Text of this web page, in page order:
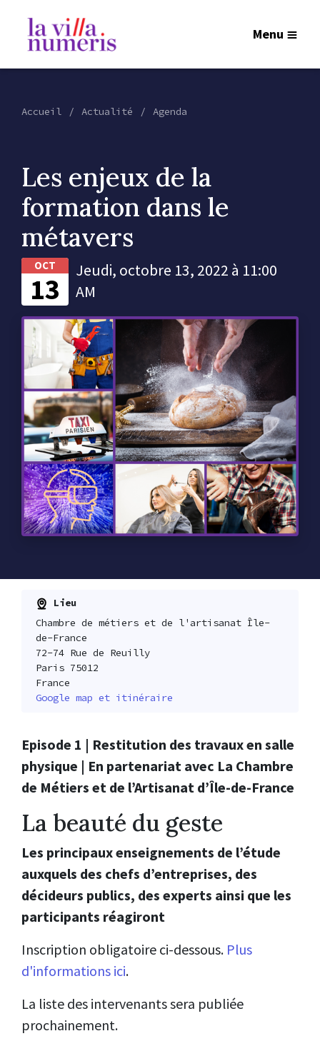
Menu
Accueil Actualité Agenda
Les enjeux de la
formation dans le
métavers
OCT
13
Jeudi, octobre 13, 2022 à 11:00
AM
Lieu
Chambre de métiers et de l'artisanat Île-
de-France
72-74 Rue de Reuilly
Paris 75012
France
Google map et itinéraire
Episode 1 | Restitution des travaux en salle
physique | En partenariat avec La Chambre
de Métiers et de l’Artisanat d’Île-de-France
La beauté du geste
Les principaux enseignements de l’étude
auxquels des chefs d’entreprises, des
décideurs publics, des experts ainsi que les
participants réagiront
Inscription obligatoire ci-dessous. Plus
d'informations ici.
La liste des intervenants sera publiée
prochainement.